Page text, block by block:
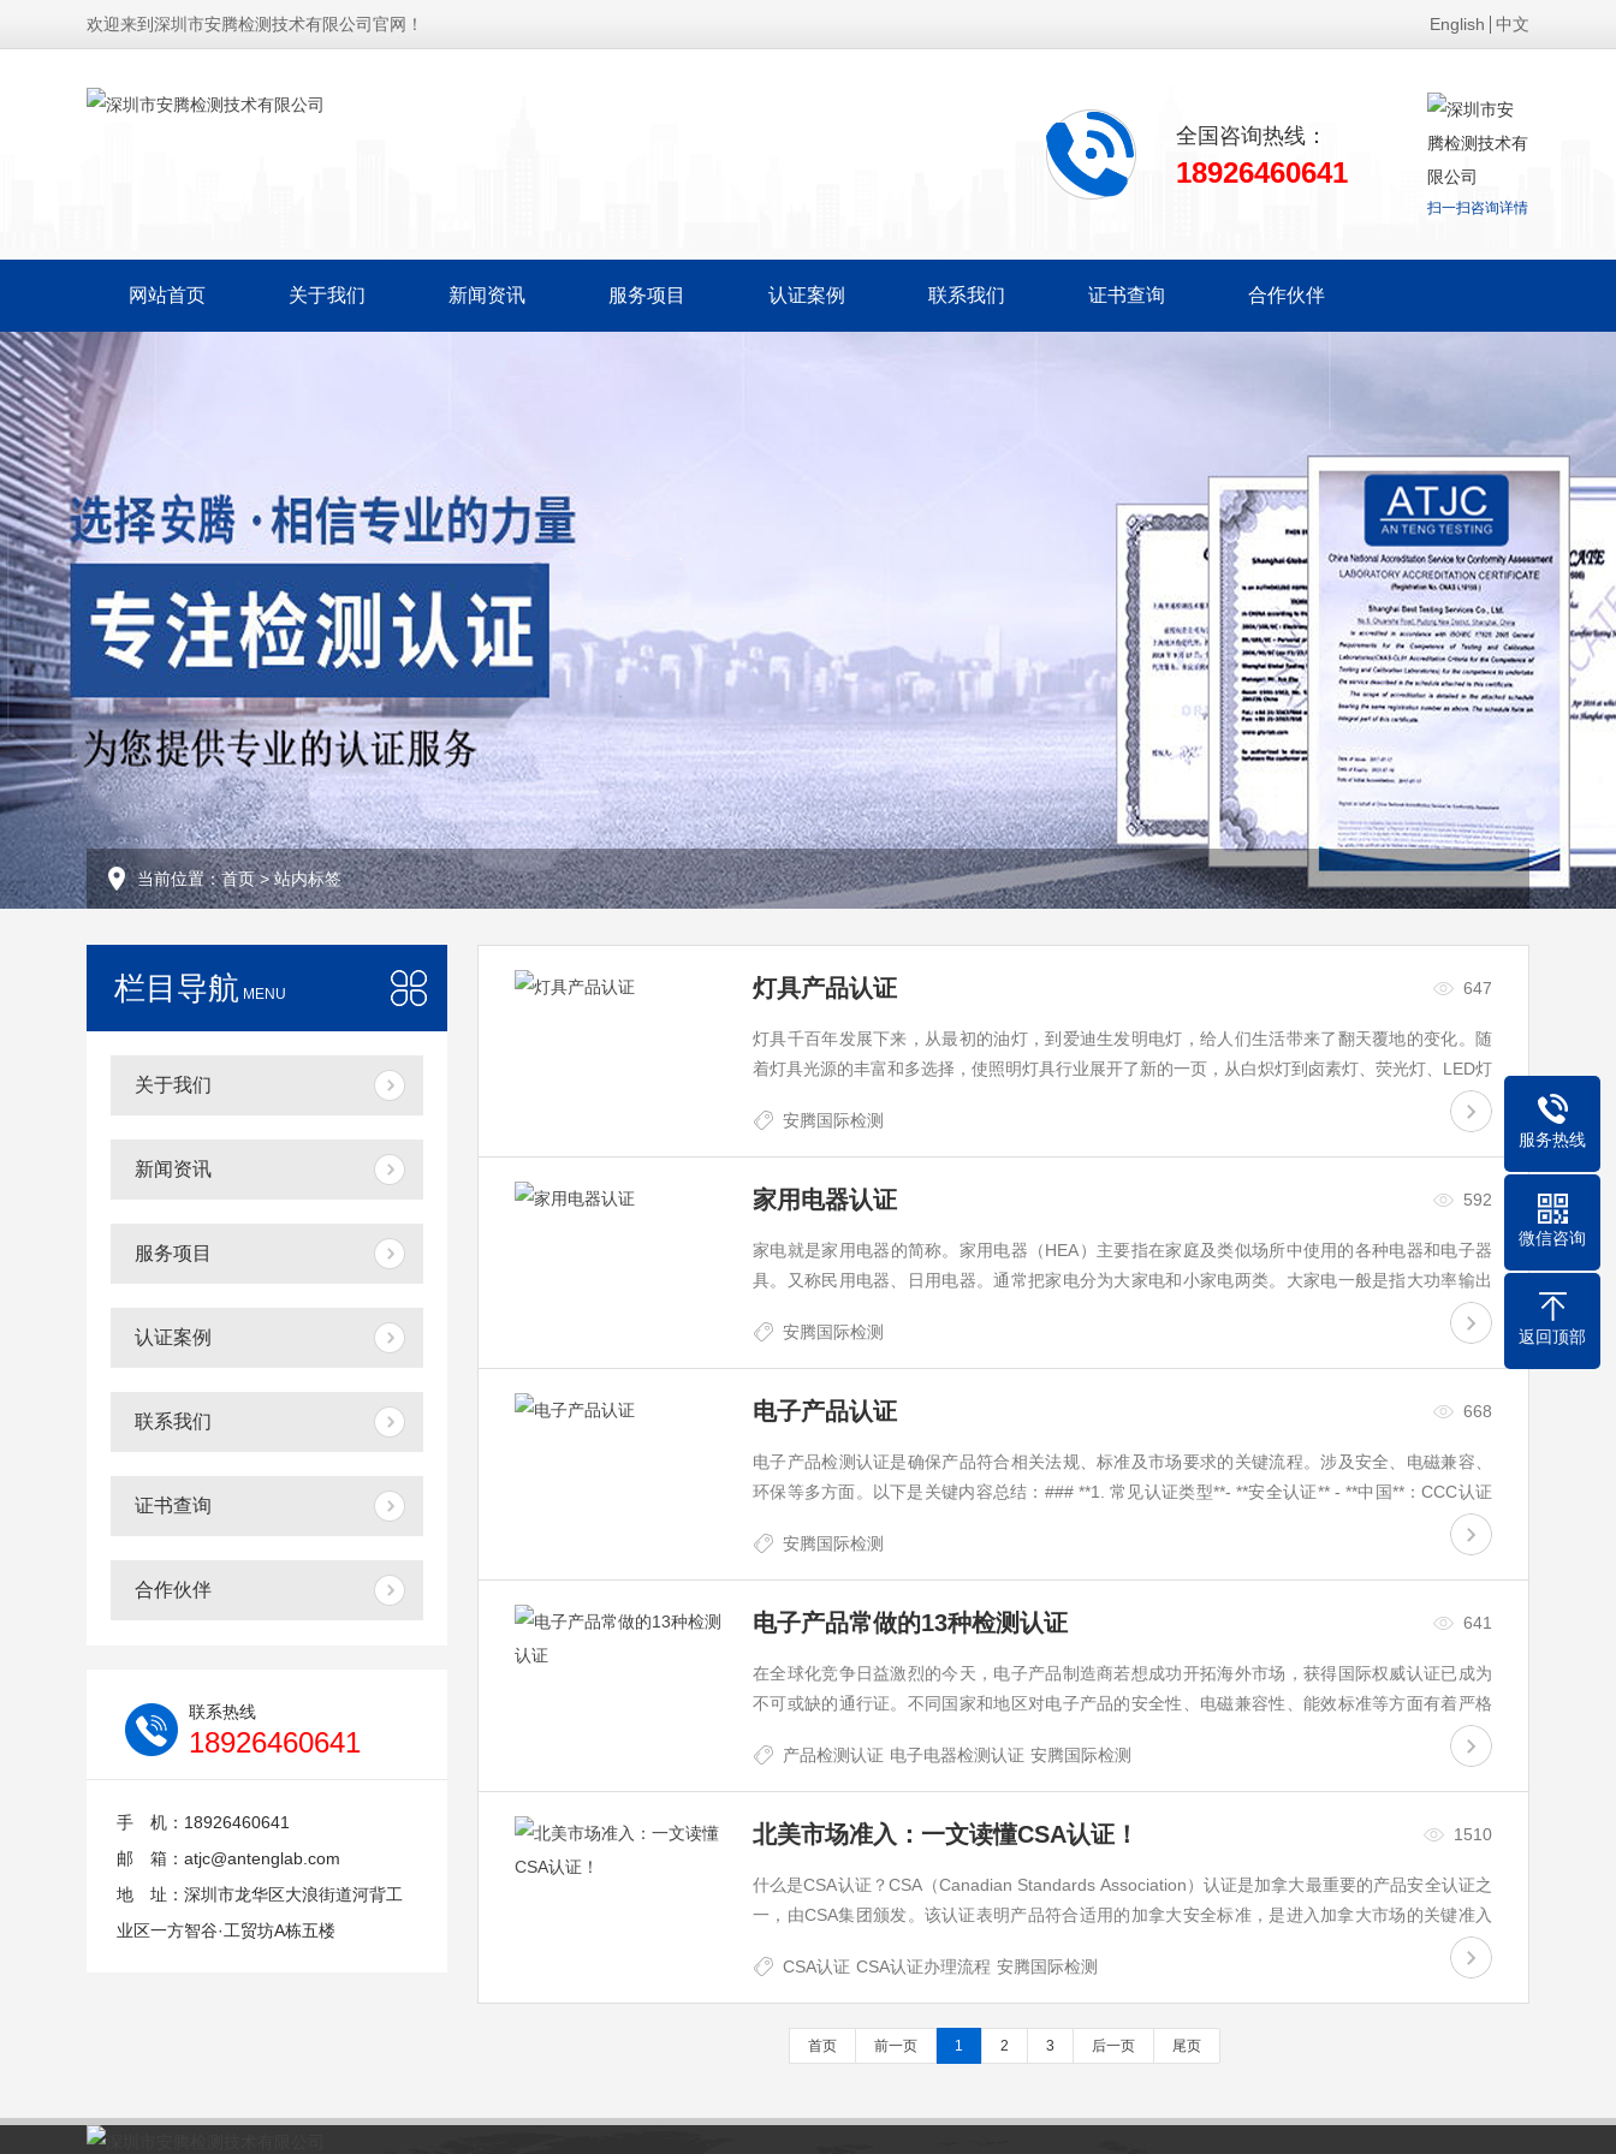
欢迎来到深圳市安腾检测技术有限公司官网！ English 中文
扫一扫咨询详情
全国咨询热线：
18926460641
网站首页 关于我们 新闻资讯 服务项目 认证案例 联系我们 证书查询 合作伙伴
当前位置：首页> 站内标签
栏目导航 MENU
关于我们
新闻资讯
服务项目
认证案例
联系我们
证书查询
合作伙伴
联系热线
18926460641
手 机：18926460641
邮 箱：atjc@antenglab.com
地 址：深圳市龙华区大浪街道河背工
业区一方智谷·工贸坊A栋五楼
灯具产品认证 647
灯具千百年发展下来，从最初的油灯，到爱迪生发明电灯，给人们生活带来了翻天覆地的变化。随
着灯具光源的丰富和多选择，使照明灯具行业展开了新的一页，从白炽灯到卤素灯、荧光灯、LED灯
等，一切朝着更节能、更绿色和环保的角度发展。随着经济社会快速发展，城市化建设进程的加
快，城市广场、交通道路、家庭装饰、商城与写字…
安腾国际检测
家用电器认证 592
家电就是家用电器的简称。家用电器（HEA）主要指在家庭及类似场所中使用的各种电器和电子器
具。又称民用电器、日用电器。通常把家电分为大家电和小家电两类。大家电一般是指大功率输出
的电器或者机身体积也比较大，所以称为大家电。大家电品类包括：空调、平板电视、冷柜、洗衣
机、电热水器、燃气热水…
安腾国际检测
电子产品认证 668
电子产品检测认证是确保产品符合相关法规、标准及市场要求的关键流程。涉及安全、电磁兼容、
环保等多方面。以下是关键内容总结：### **1. 常见认证类型**- **安全认证** - **中国**：CCC认证
安腾国际检测
电子产品常做的13种检测认证 641
在全球化竞争日益激烈的今天，电子产品制造商若想成功开拓海外市场，获得国际权威认证已成为
不可或缺的通行证。不同国家和地区对电子产品的安全性、电磁兼容性、能效标准等方面有着严格
的法律法规要求，相关产品检测认证不仅是市场准入的门槛，更是产品质量和企业信誉的重要体
现。从中国的CCC认证、欧盟的CE标志，到北美的U…
产品检测认证 电子电器检测认证 安腾国际检测
北美市场准入：一文读懂CSA认证！ 1510
什么是CSA认证？CSA（Canadian Standards Association）认证是加拿大最重要的产品安全认证之
一，由CSA集团颁发。该认证表明产品符合适用的加拿大安全标准，是进入加拿大市场的关键准入
条件之一。广泛适用于北美市场的电子电器、机械设备等产品。拿到CSA标志，意味着产品符合了
严格的安全、性能和环保要求，可以在加拿大和美…
CSA认证​ CSA认证办理流程 安腾国际检测
首页 前一页 1 2 3 后一页 尾页
服务热线
微信咨询
返回顶部